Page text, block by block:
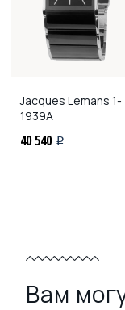
Jacques Lemans 1-
1939A
40 540 i
Вам